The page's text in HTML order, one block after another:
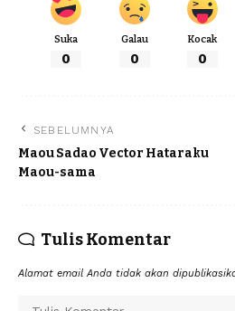
Suka
0
Galau
0
Kocak
0
SEBELUMNYA
Maou Sadao Vector Hataraku
Maou-sama
Tulis Komentar
Alamat email Anda tidak akan